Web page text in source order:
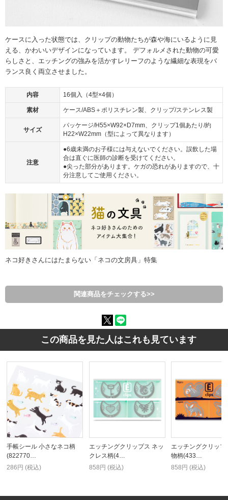
ケースに入った状態では、クリップの動物たちが森や海にいるように見
える、かわいいデザインになっています。 デフォルメされた動物の可愛
らしさと、エッチングの強みを活かすレリーフのような繊細な表現をバ
ランス良く両立させました。
内容 16個入（4型×4個）
素材 ケース/ABS＋ポリスチレン製、クリップ/ステンレス製
サイズ
パッケージ/H55×W92×D7mm、クリップ1個あたり/約
H22×W22mm（型によって異なります）
注意
●6歳未満のお子様には与えないでください。誤飲した場
合は直ぐに医師の診断を受けてください。
●尖った部分があります。ケガの恐れがありますので、十
分注意してご使用ください。
ネコ好きさんにはたまらない「ネコの文房具」特集
関連商品をチェックする>>
この商品を見た人はこれも見ています
手帳シール 小さなネコ柄
(822770…
286円 (税込)
エッチングクリップス ネッ
クレス柄(4…
858円 (税込)
エッチングクリップ
物柄(433…
858円 (税込)